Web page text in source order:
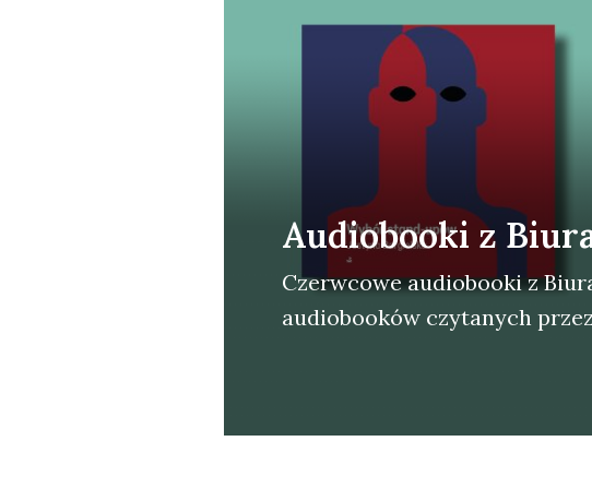
Audiobooki z
Czerw­co­we audio­bo­oki z
audio­bo­oków czy­ta­nych